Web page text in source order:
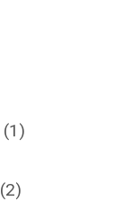
(1)
(2)